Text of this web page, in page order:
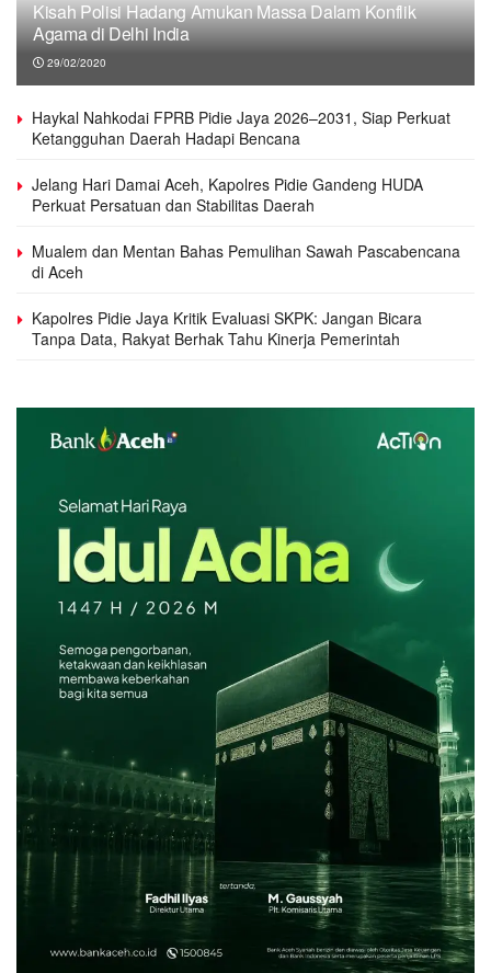
Kisah Polisi Hadang Amukan Massa Dalam Konflik
Agama di Delhi India
29/02/2020
Haykal Nahkodai FPRB Pidie Jaya 2026–2031, Siap Perkuat
Ketangguhan Daerah Hadapi Bencana
Jelang Hari Damai Aceh, Kapolres Pidie Gandeng HUDA
Perkuat Persatuan dan Stabilitas Daerah
Mualem dan Mentan Bahas Pemulihan Sawah Pascabencana
di Aceh
Kapolres Pidie Jaya Kritik Evaluasi SKPK: Jangan Bicara
Tanpa Data, Rakyat Berhak Tahu Kinerja Pemerintah